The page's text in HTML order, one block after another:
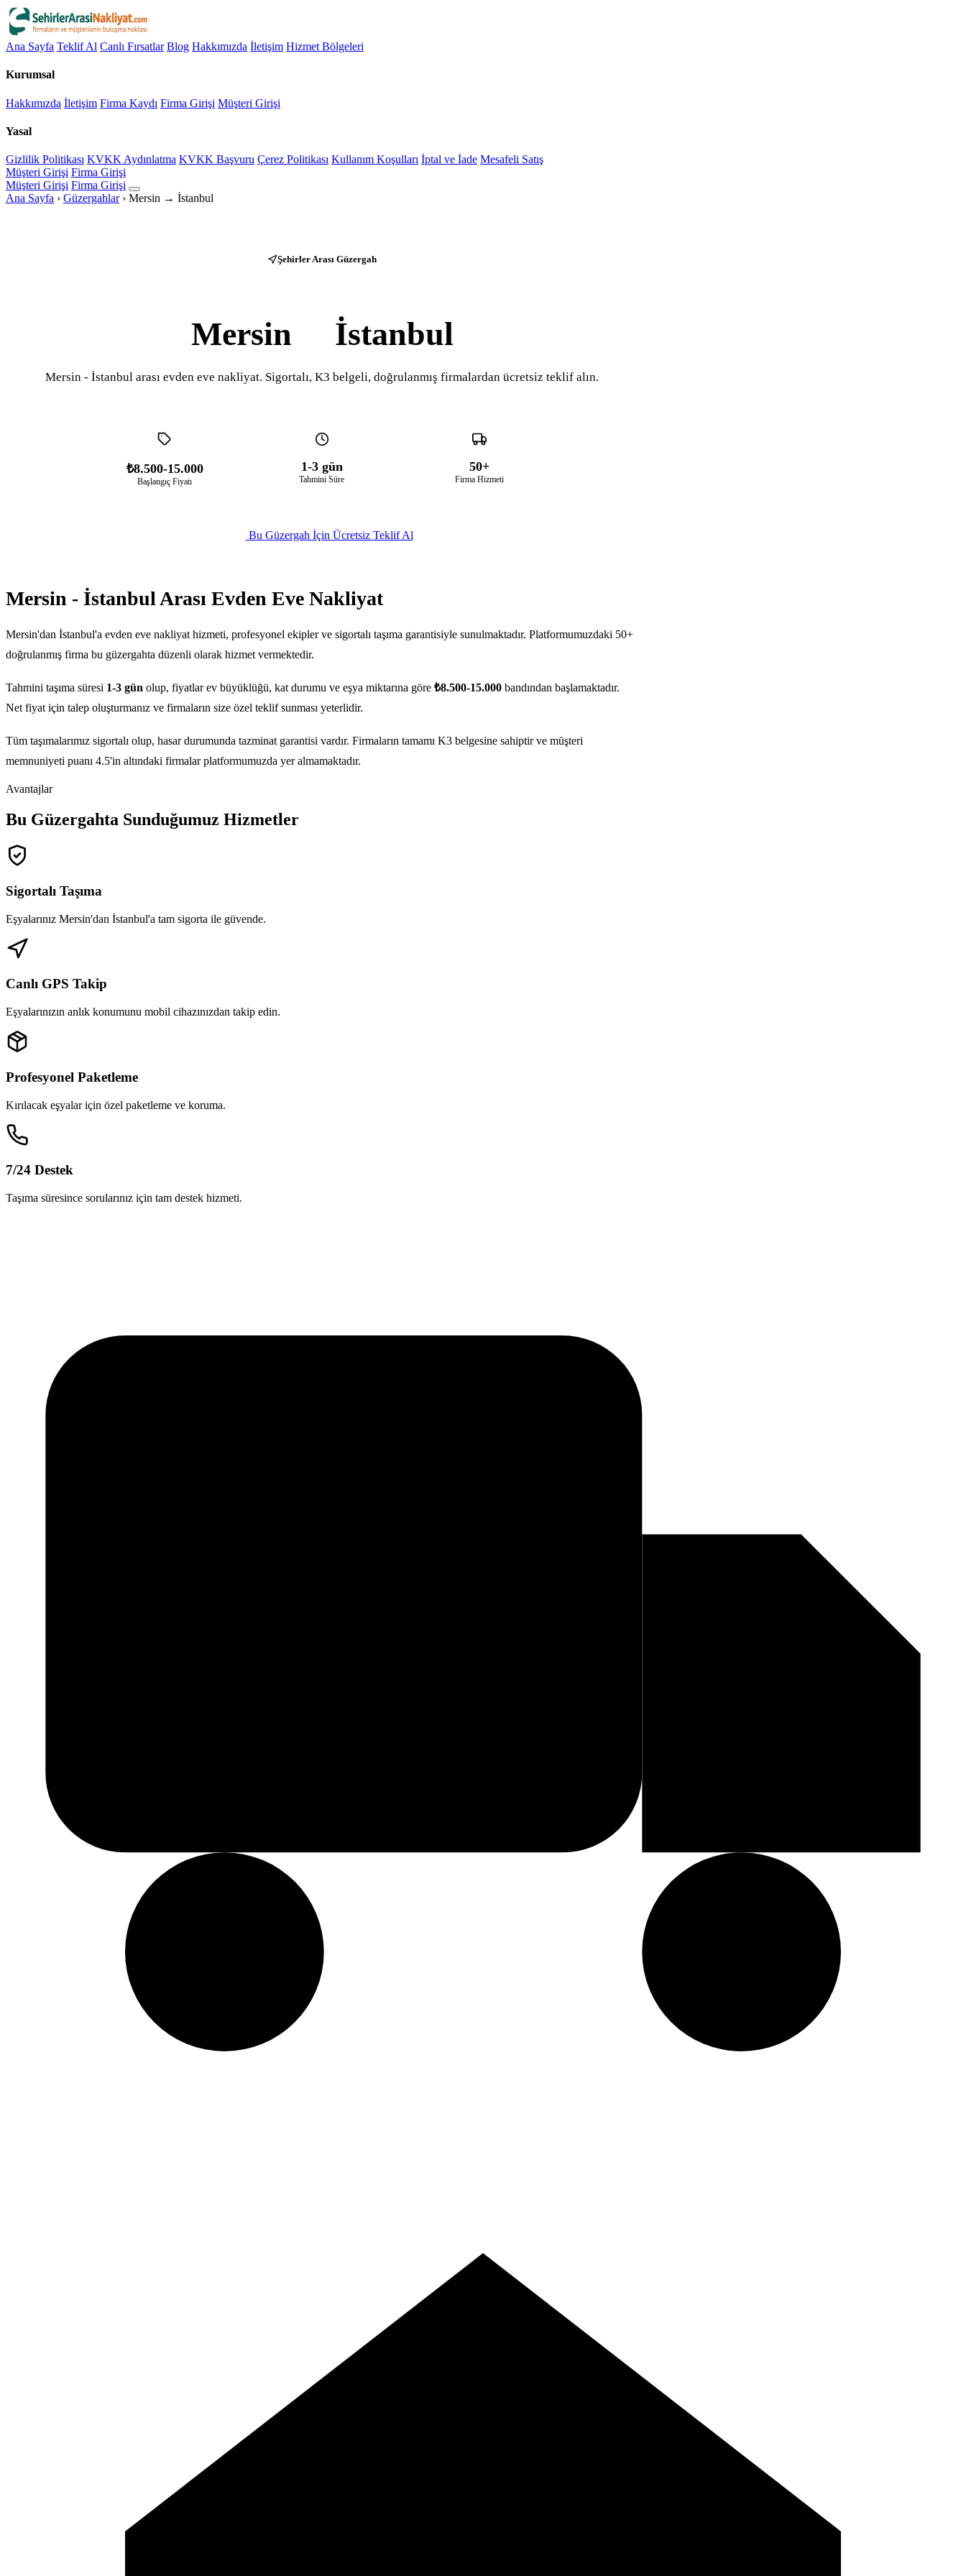
Ana Sayfa Teklif Al Canlı Fırsatlar Blog Hakkımızda İletişim Hizmet Bölgeleri
Kurumsal
Hakkımızda İletişim Firma Kaydı Firma Girişi Müşteri Girişi
Yasal
Gizlilik Politikası KVKK Aydınlatma KVKK Başvuru Çerez Politikası Kullanım Koşulları İptal ve İade Mesafeli Satış
Müşteri Girişi Firma Girişi
Müşteri Girişi Firma Girişi
Ana Sayfa › Güzergahlar › Mersin → İstanbul
Şehirler Arası Güzergah
Mersin İstanbul
Mersin - İstanbul arası evden eve nakliyat. Sigortalı, K3 belgeli, doğrulanmış firmalardan ücretsiz teklif alın.
₺8.500-15.000
Başlangıç Fiyatı
1-3 gün
Tahmini Süre
50+
Firma Hizmeti
Bu Güzergah İçin Ücretsiz Teklif Al
Mersin - İstanbul Arası Evden Eve Nakliyat
Mersin'dan İstanbul'a evden eve nakliyat hizmeti, profesyonel ekipler ve sigortalı taşıma garantisiyle sunulmaktadır. Platformumuzdaki 50+
doğrulanmış firma bu güzergahta düzenli olarak hizmet vermektedir.
Tahmini taşıma süresi 1-3 gün olup, fiyatlar ev büyüklüğü, kat durumu ve eşya miktarına göre ₺8.500-15.000 bandından başlamaktadır.
Net fiyat için talep oluşturmanız ve firmaların size özel teklif sunması yeterlidir.
Tüm taşımalarımız sigortalı olup, hasar durumunda tazminat garantisi vardır. Firmaların tamamı K3 belgesine sahiptir ve müşteri
memnuniyeti puanı 4.5'in altındaki firmalar platformumuzda yer almamaktadır.
Avantajlar
Bu Güzergahta Sunduğumuz Hizmetler
Sigortalı Taşıma
Eşyalarınız Mersin'dan İstanbul'a tam sigorta ile güvende.
Canlı GPS Takip
Eşyalarınızın anlık konumunu mobil cihazınızdan takip edin.
Profesyonel Paketleme
Kırılacak eşyalar için özel paketleme ve koruma.
7/24 Destek
Taşıma süresince sorularınız için tam destek hizmeti.